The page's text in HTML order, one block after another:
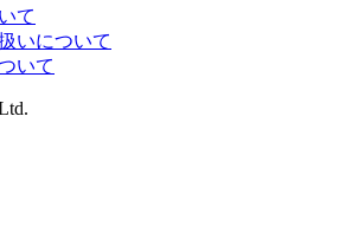
て
いについて
いて